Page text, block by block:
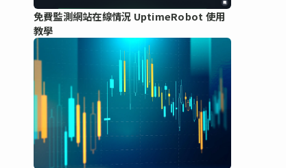
免費監測網站在線情況 UptimeRobot 使用
教學